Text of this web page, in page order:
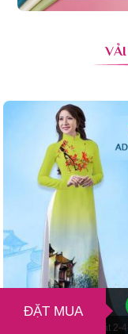
ĐẶT MUA
Đặt 2-